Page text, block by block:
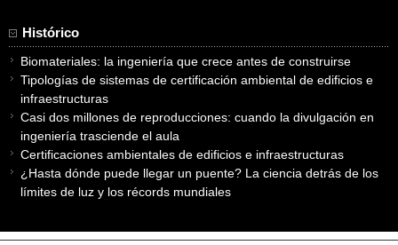
Histórico
Biomateriales: la ingeniería que crece antes de construirse
Tipologías de sistemas de certificación ambiental de edificios e
infraestructuras
Casi dos millones de reproducciones: cuando la divulgación en
ingeniería trasciende el aula
Certificaciones ambientales de edificios e infraestructuras
¿Hasta dónde puede llegar un puente? La ciencia detrás de los
límites de luz y los récords mundiales